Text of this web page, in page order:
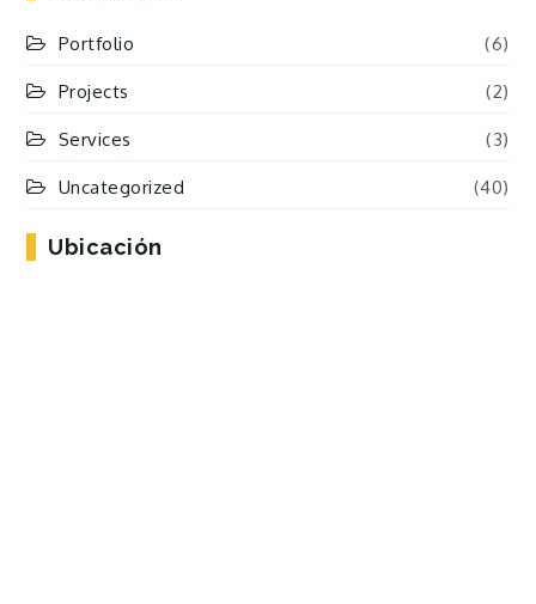
Portfolio (6)
Projects (2)
Services (3)
Uncategorized (40)
Ubicación